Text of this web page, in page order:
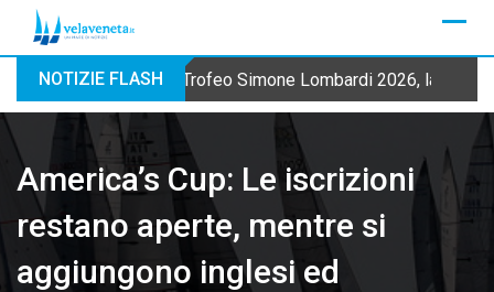
NOTIZIE FLASH Trofeo Simone Lombardi 2026, la
America’s Cup: Le iscrizioni
restano aperte, mentre si
aggiungono inglesi ed